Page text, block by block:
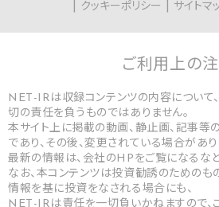
クッキーポリシー
サイトマ
ご利用上の
NET-IRは収録コンテンツの内容について
切の責任を負うものではありません。
本サイト上に掲載の動画、静止画、記事等
であり、その後、変更されている場合があり
最新の情報は、会社のHPをご覧になるな
なお、本コンテンツは投資勧誘のためのも
情報を基に投資をなされる場合にも、
NET-IRは責任を一切負いかねますので、